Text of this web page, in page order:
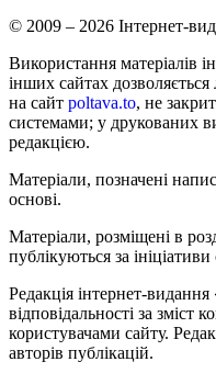
© 2009 – 2026 Інтернет-
Використання матеріалів
інших сайтах
на сайт poltava.to, не
системами; у друкованих
редакцією.
Матеріали, позначені
основі.
Матеріали, розміщені в
публікуються за
Редакція інтернет-
відповідальності за зміст
користувачами сайту.
авторів публікацій.